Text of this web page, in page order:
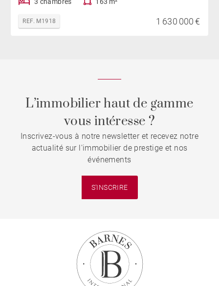
REF. M1918 1 630 000 €
L’immobilier haut de gamme
vous intéresse ?
Inscrivez-vous à notre newsletter et recevez notre
actualité sur l'immobilier de prestige et nos
événements
S'INSCRIRE